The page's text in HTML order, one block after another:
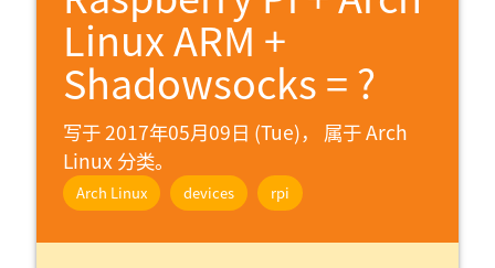
Linux ARM +
Shadowsocks = ?
写于 2017年05月09日 (Tue)， 属于Arch
Linux 分类。
Arch Linux devices rpi